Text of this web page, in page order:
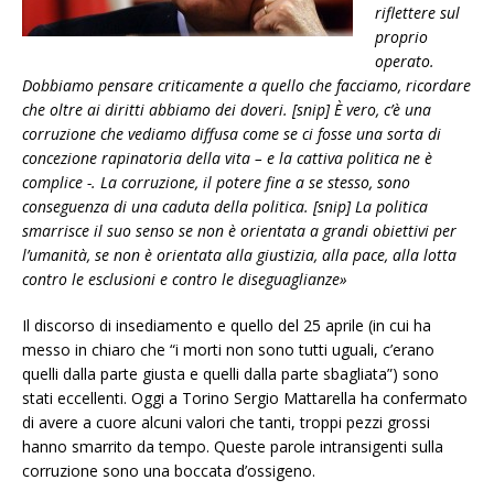
riflettere sul
proprio
operato.
Dobbiamo pensare criticamente a quello che facciamo, ricordare
che oltre ai diritti abbiamo dei doveri. [snip] È vero, c’è una
corruzione che vediamo diffusa come se ci fosse una sorta di
concezione rapinatoria della vita – e la cattiva politica ne è
complice -. La corruzione, il potere fine a se stesso, sono
conseguenza di una caduta della politica. [snip] La politica
smarrisce il suo senso se non è orientata a grandi obiettivi per
l’umanità, se non è orientata alla giustizia, alla pace, alla lotta
contro le esclusioni e contro le diseguaglianze»
Il discorso di insediamento e quello del 25 aprile (in cui ha
messo in chiaro che “i morti non sono tutti uguali, c’erano
quelli dalla parte giusta e quelli dalla parte sbagliata”) sono
stati eccellenti. Oggi a Torino Sergio Mattarella ha confermato
di avere a cuore alcuni valori che tanti, troppi pezzi grossi
hanno smarrito da tempo. Queste parole intransigenti sulla
corruzione sono una boccata d’ossigeno.